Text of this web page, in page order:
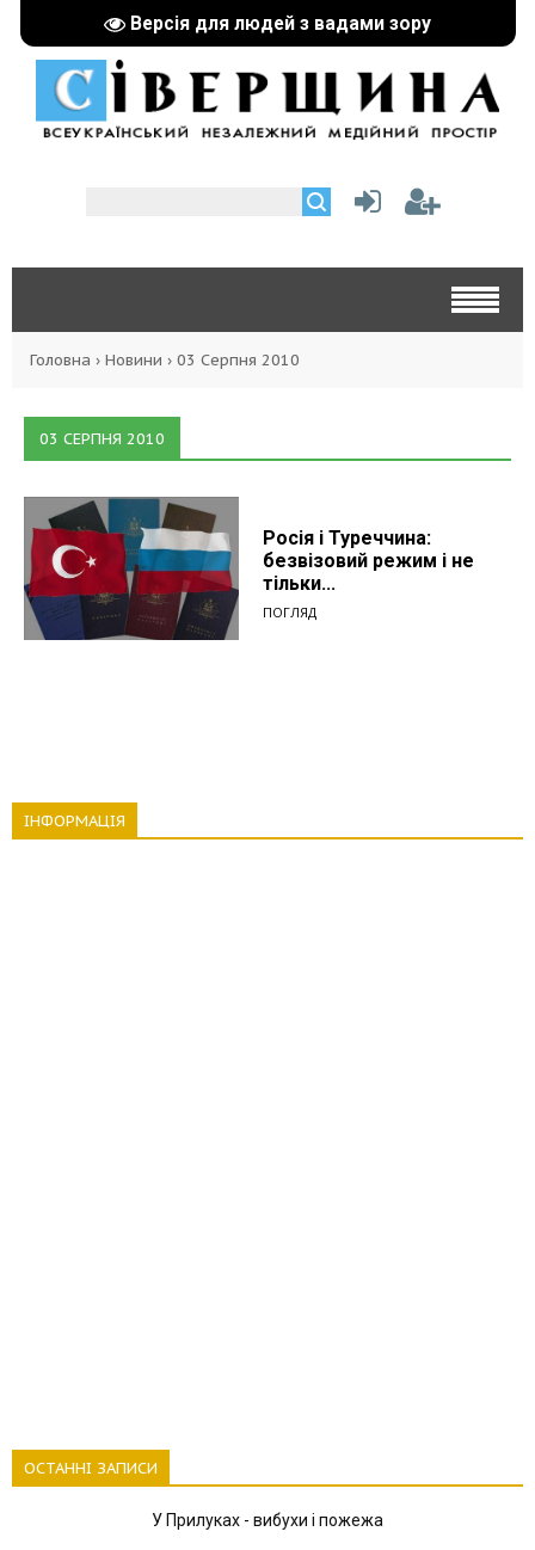
Версія для людей з вадами зору
Головна › Новини › 03 Серпня 2010
03 СЕРПНЯ 2010
Росія і Туреччина:
безвізовий режим і не
тільки...
ПОГЛЯД
ІНФОРМАЦІЯ
ОСТАННІ ЗАПИСИ
У Прилуках - вибухи і пожежа